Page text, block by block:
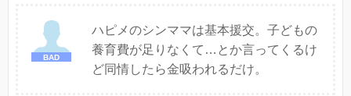
ハピメのシンママは基本援交。子どもの
養育費が足りなくて…とか言ってくるけ
ど同情したら金吸われるだけ。